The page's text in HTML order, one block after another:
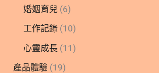
婚姻育兒 (6)
工作記錄 (10)
心靈成長 (11)
產品體驗 (19)